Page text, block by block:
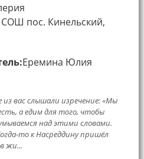
пос. Кинельский,
Еремина Юлия
из вас слышали изречение: «Мы
а едим для того, чтобы
над этими словами.
то к Насреддину пришёл
жи...